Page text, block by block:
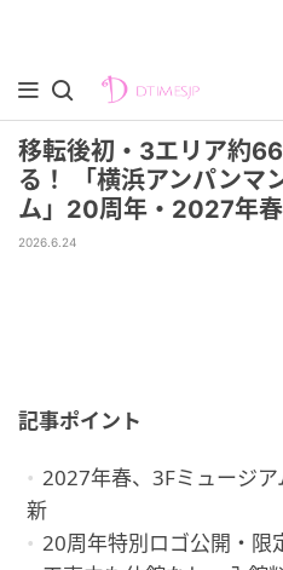
移転後初・3エリア約
る！ 「横浜アンパンマ
ム」20周年・2027年
2026.6.24
記事ポイント
2027年春、3Fミュージ
新
20周年特別ロゴ公開・限